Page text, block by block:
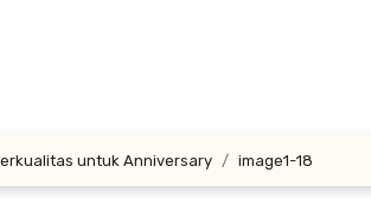
untuk Anniversary image1-18